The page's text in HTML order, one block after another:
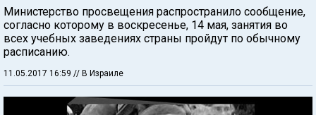
Министерство просвещения распространило сообщение,
согласно которому в воскресенье, 14 мая, занятия во
всех учебных заведениях страны пройдут по обычному
расписанию.
11.05.2017 16:59 // В Израиле